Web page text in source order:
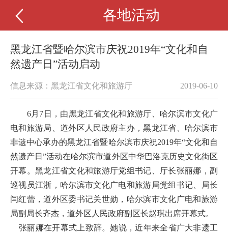
各地活动
黑龙江省暨哈尔滨市庆祝2019年“文化和自
然遗产日”活动启动
信息来源：黑龙江省文化和旅游厅 2019-06-10
6月7日，由黑龙江省文化和旅游厅、哈尔滨市文化广
电和旅游局、道外区人民政府主办，黑龙江省、哈尔滨市
非遗中心承办的黑龙江省暨哈尔滨市庆祝2019年“文化和自
然遗产日”活动在哈尔滨市道外区中华巴洛克历史文化街区
开幕。 黑龙江省文化和旅游厅党组书记、厅长张丽娜，副
巡视员江浙，哈尔滨市文化广电和旅游局党组书记、局长
闫红蕾，道外区委书记关世勋，哈尔滨市文化广电和旅游
局副局长齐杰，道外区人民政府副区长赵琪出席开幕式。
张丽娜在开幕式上致辞。她说，近年来全省广大非遗工